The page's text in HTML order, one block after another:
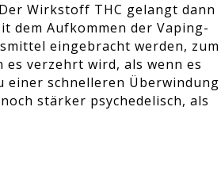
Wirkstoff THC gelangt dann
dem Aufkommen der Vaping-
eingebracht werden, zum
verzehrt wird, als wenn es
einer schnelleren Überwindung
stärker psychedelisch, als